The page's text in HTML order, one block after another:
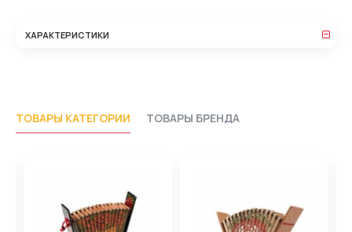
ХАРАКТЕРИСТИКИ
ТОВАРЫ КАТЕГОРИИ ТОВАРЫ БРЕНДА